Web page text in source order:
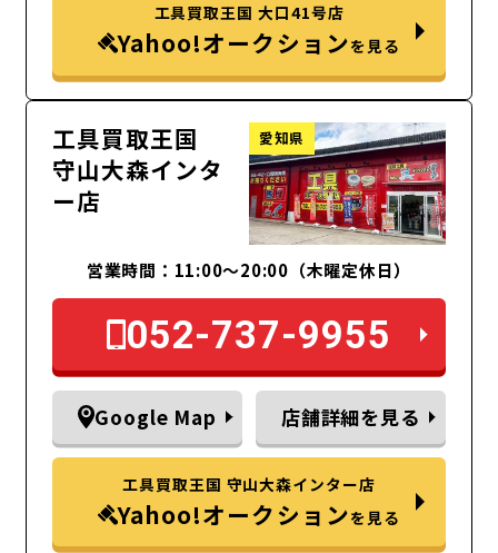
工具買取王国 大口41号店
Yahoo!オークションを見る
工具買取王国
守山大森インタ
ー店
愛知県
営業時間：11:00～20:00（木曜定休日）
052-737-9955
Google Map 店舗詳細を見る
工具買取王国 守山大森インター店
Yahoo!オークションを見る